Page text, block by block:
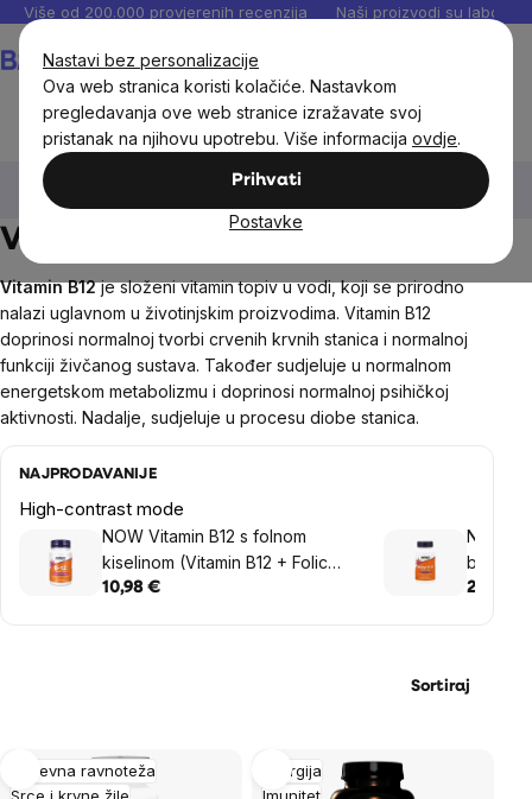
Nastavi bez personalizacije
Ova web stranica koristi kolačiće. Nastavkom
pregledavanja ove web stranice izražavate svoj
pristanak na njihovu upotrebu. Više informacija ovdje.
Prihvati
Postavke
Preskoči
sadržaj
Više od 200.000 provjerenih recenzija Naši proizvodi su
Vitamini i multivitamini
Vitamin B12
Vitamin B12
Vitamin B12je složeni vitamin topiv u vodi, koji se prirodno
nalazi uglavnom u životinjskim proizvodima. Vitamin B12
doprinosi normalnoj tvorbi crvenih krvnih stanica i normalnoj
funkciji živčanog sustava. Također sudjeluje u normalnom
energetskom metabolizmu i doprinosi normalnoj psihičkoj
aktivnosti. Nadalje, sudjeluje u procesu diobe stanica.
NAJPRODAVANIJE
High-contrast mode
NOW Vitamin B12 s folnom
kiselinom (Vitamin B12 + Folic
Acid with Folic Acid), 5000 mcg,
10,98 €
NOW
biljnih
20,36 €
Sortiraj
ListDuševna ravnoteža
Energija